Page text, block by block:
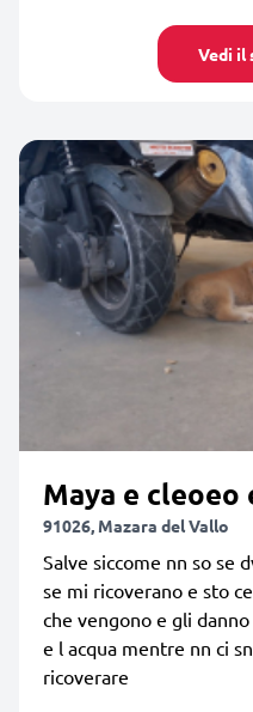
Vedi il
Maya e cleoeo
91026, Mazara del Vallo
Salve siccome nn so se
se mi ricoverano e sto
che vengono e gli
e l acqua mentre nn ci
ricoverare